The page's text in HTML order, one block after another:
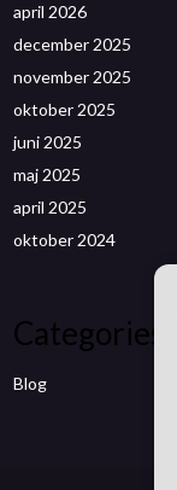
april 2026
december 2025
november 2025
oktober 2025
juni 2025
maj 2025
april 2025
oktober 2024
Categories
Blog